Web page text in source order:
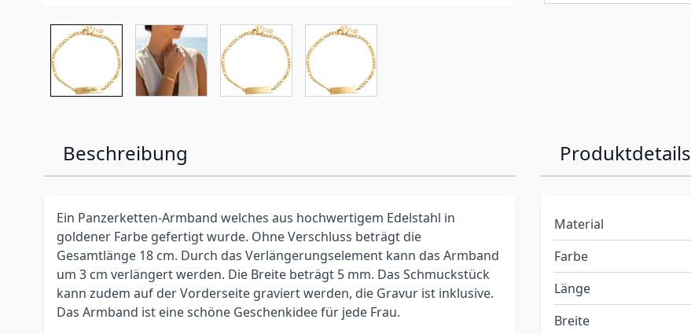
Beschreibung
Ein Panzerketten-Armband welches aus hochwertigem Edelstahl in
goldener Farbe gefertigt wurde. Ohne Verschluss beträgt die
Gesamtlänge 18 cm. Durch das Verlängerungselement kann das Armband
um 3 cm verlängert werden. Die Breite beträgt 5 mm. Das Schmuckstück
kann zudem auf der Vorderseite graviert werden, die Gravur ist inklusive.
Das Armband ist eine schöne Geschenkidee für jede Frau.
Produktdetails
Material
Farbe
Länge
Breite